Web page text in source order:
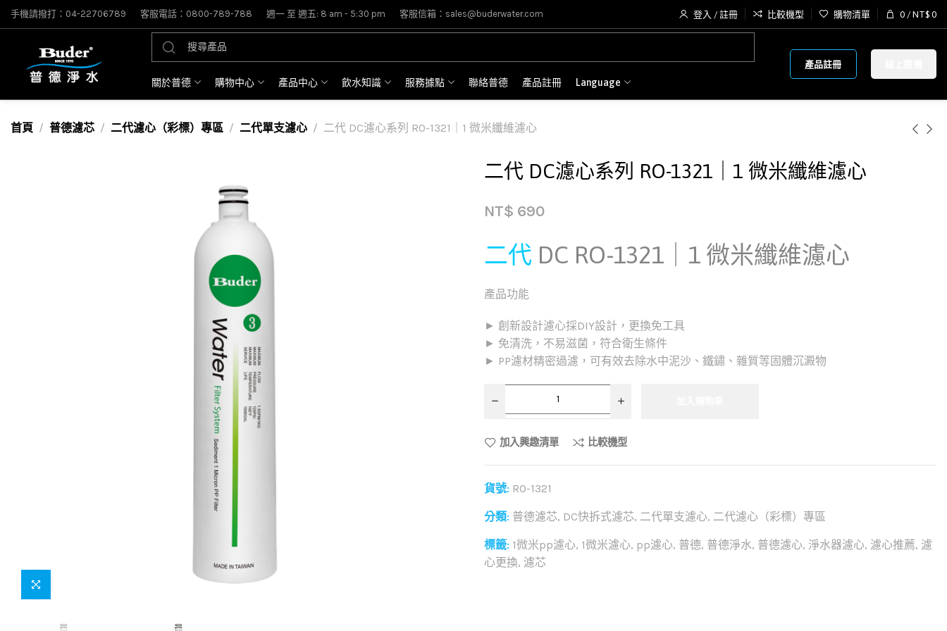
手機請撥打：04-22706789 客服電話：0800-789-788 週一 至 週五: 8 am - 5:30 pm 客服信箱：sales@buderwater.com 登入 / 註冊 比較機型 購物清單 0 / NT$ 0
關於普德 購物中心 產品中心 飲水知識 服務據點 聯絡普德 產品註冊 Language
產品註冊
首頁 普德濾芯 二代濾心（彩標）專區 二代單支濾心 二代 DC濾心系列 RO-1321｜1 微米纖維濾心
二代 DC濾心系列 RO-1321｜1 微米纖維濾心
NT$ 690
二代 DC RO-1321｜1 微米纖維濾心
產品功能
► 創新設計濾心採DIY設計，更換免工具
► 免清洗，不易滋菌，符合衛生條件
► PP濾材精密過濾，可有效去除水中泥沙、鐵鏽、雜質等固體沉澱物
加入興趣清單 比較機型
貨號: RO-1321
分類: 普德濾芯, DC快拆式濾芯, 二代單支濾心, 二代濾心（彩標）專區
標籤: 1微米pp濾心, 1微米濾心, pp濾心, 普德, 普德淨水, 普德濾心, 淨水器濾心, 濾心推薦, 濾
心更換, 濾芯